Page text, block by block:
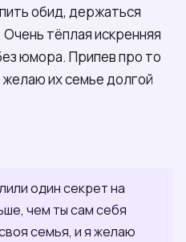
обид, держаться
тёплая искренняя
юмора. Припев про то
желаю их семье долгой
один секрет на
чем ты сам себя
семья, и я желаю